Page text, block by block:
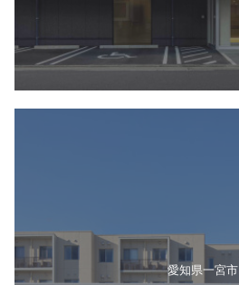
愛知県一宮市